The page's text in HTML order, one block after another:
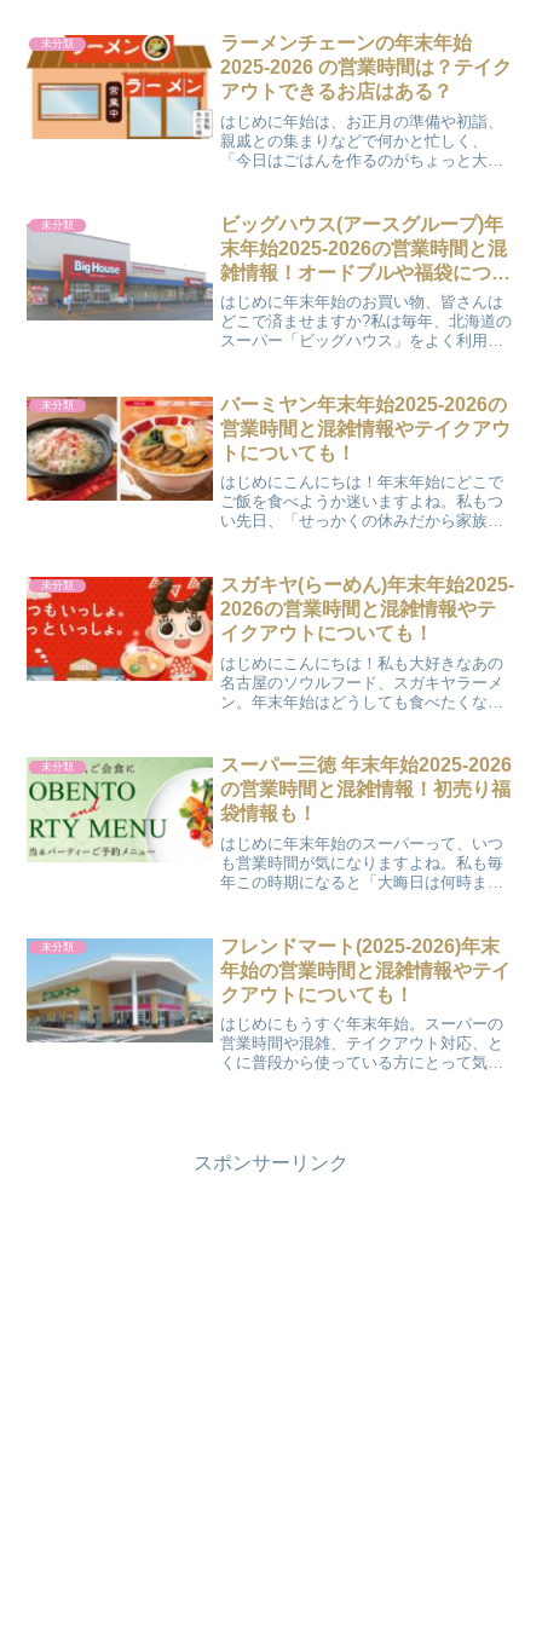
未分類
ラーメンチェーンの年末年始
2025‐2026 の営業時間は？テイク
アウトできるお店はある？
はじめに年始は、お正月の準備や初詣、
親戚との集まりなどで何かと忙しく、
「今日はごはんを作るのがちょっと大
足感もたっぷりなラーメンチェーン。で
もこの時期になると、「年末年...
未分類
ビッグハウス(アースグループ)年
末年始2025-2026の営業時間と混
雑情報！オードブルや福袋につい
ても！
はじめに年末年始のお買い物、皆さんは
どこで済ませますか?私は毎年、北海道の
スーパー「ビッグハウス」をよく利用し
合が気になりますよね。今回は、ビッグ
ハウスの2025-20...
未分類
バーミヤン年末年始2025-2026の
営業時間と混雑情報やテイクアウ
トについても！
はじめにこんにちは！年末年始にどこで
ご飯を食べようか迷いますよね。私もつ
い先日、「せっかくの休みだから家族で
のバーミヤンは、手軽でリーズナブルな
メニューが多く、家族連れ...
未分類
スガキヤ(らーめん)年末年始2025-
2026の営業時間と混雑情報やテ
イクアウトについても！
はじめにこんにちは！私も大好きなあの
名古屋のソウルフード、スガキヤラーメ
ン。年末年始はどうしても食べたくなり
点。そこで今回は、スガキヤの年末年始
2025-2026の営業...
未分類
スーパー三徳 年末年始2025-2026
の営業時間と混雑情報！初売り福
袋情報も！
はじめに年末年始のスーパーって、いつ
も営業時間が気になりますよね。私も毎
年この時期になると「大晦日は何時まで
三徳は東京都内を中心に展開している人
気のスーパーマーケットなので...
未分類
フレンドマート(2025-2026)年末
年始の営業時間と混雑情報やテイ
クアウトについても！
はじめにもうすぐ年末年始。スーパーの
営業時間や混雑、テイクアウト対応、と
くに普段から使っている方にとって気に
スポンサーリンク